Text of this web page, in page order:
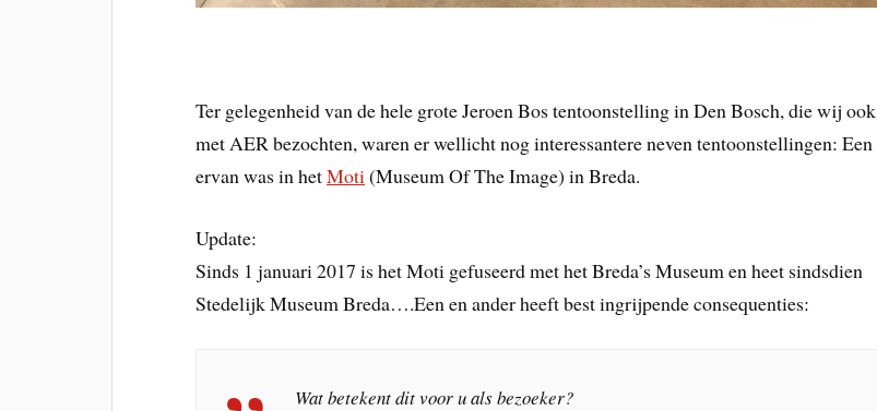
Ter gelegenheid van de hele grote Jeroen Bos tentoonstelling in Den Bosch, die wij ook
met AER bezochten, waren er wellicht nog interessantere neven tentoonstellingen: Een
ervan was in hetMoti(Museum Of The Image) in Breda.
Update:
Sinds 1 januari 2017 is het Moti gefuseerd met het Breda’s Museum en heet sindsdien
Stedelijk Museum Breda….Een en ander heeft best ingrijpende consequenties:
Wat betekent dit voor u als bezoeker?